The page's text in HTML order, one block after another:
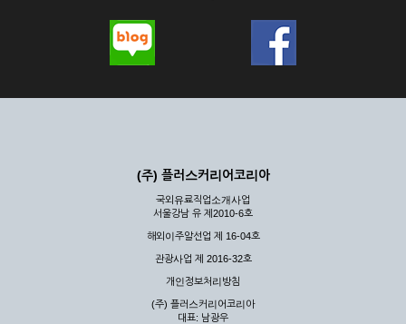
(주) 플러스커리어코리아
국외유료직업소개사업
서울강남 유 제2010-6호
해외이주알선업 제 16-04호
관광사업 제 2016-32호
개인정보처리방침
(주) 플러스커리어코리아
대표: 남광우